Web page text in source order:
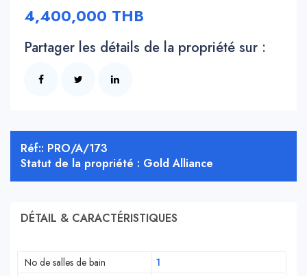
4,400,000 THB
Partager les détails de la propriété sur :
Réf:: PRO/A/173
Statut de la propriété : Gold Alliance
DÉTAIL & CARACTÉRISTIQUES
No de salles de bain
1